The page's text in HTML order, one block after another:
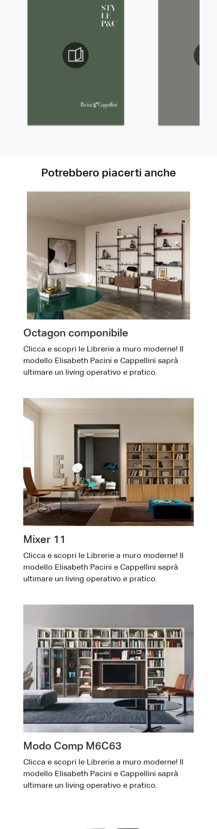
Potrebbero piacerti anche
Octagon componibile
Clicca e scopri le Librerie a muro moderne! Il
modello Elisabeth Pacini e Cappellini saprà
ultimare un living operativo e pratico.
Mixer 11
Clicca e scopri le Librerie a muro moderne! Il
modello Elisabeth Pacini e Cappellini saprà
ultimare un living operativo e pratico.
Modo Comp M6C63
Clicca e scopri le Librerie a muro moderne! Il
modello Elisabeth Pacini e Cappellini saprà
ultimare un living operativo e pratico.